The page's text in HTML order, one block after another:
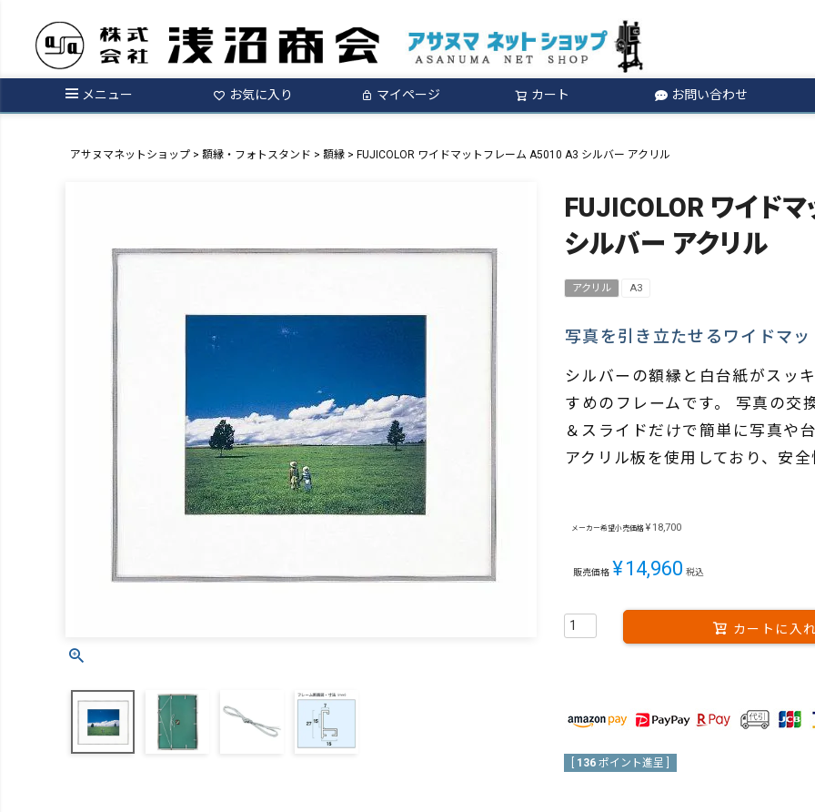
メニュー お気に入り マイページ カート お問い合わせ
検索
アサヌマネットショップ 額縁・フォトスタンド 額縁 FUJICOLOR ワイドマットフレーム A5010 A3 シルバー アクリル
FUJICOLOR ワイド
シルバー アクリル
アクリル A3
写真を引き立たせるワイドマッ
シルバーの額縁と白台紙がスッ
すめのフレームです。 写真の交
＆スライドだけで簡単に写真や
アクリル板を使用しており、安全
メーカー希望小売価格 ¥ 18,700
販売価格 ¥14,960 税込
カートに入
136 ポイント進呈 ]